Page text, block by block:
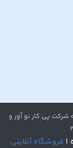
پی کار نو آور و
فروشگاه آنلاینی